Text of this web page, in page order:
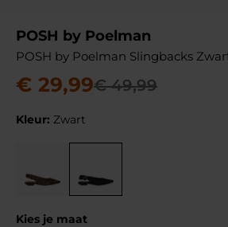
POSH by Poelman
POSH by Poelman Slingbacks
€ 29,99€ 49,99
Kleur: Zwart
Kies je maat